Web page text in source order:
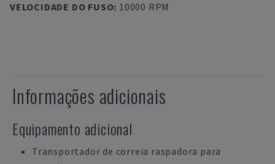
VELOCIDADE DO FUSO: 10000 RPM
Informações adicionais
Equipamento adicional
Transportador de correia raspadora para